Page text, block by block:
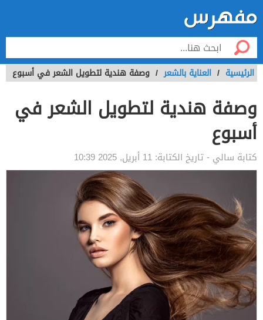
الرئيسية / العناية بالشعر / وصفة هندية لتطويل الشعر في أسبوع
وصفة هندية لتطويل الشعر في
أسبوع
كتابة سالي - تاريخ الكتابة: 11 أبريل, 2025 10:39